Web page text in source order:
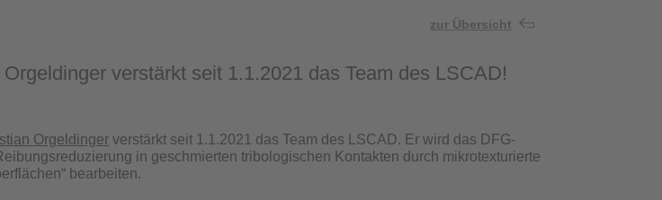
zur Übersicht
verstärkt seit 1.1.2021 das Team des LSCAD!
Orgeldinger verstärkt seit 1.1.2021 das Team des LSCAD. Er wird das DFG-
in geschmierten tribologischen Kontakten durch mikrotexturierte
bearbeiten.